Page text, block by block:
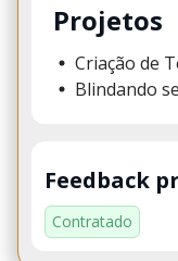
Projetos
Criação de
Blindando
Feedback
Contratado